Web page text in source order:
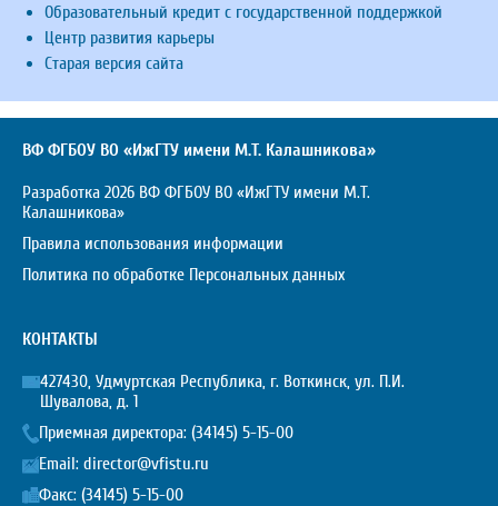
Образовательный кредит с государственной поддержкой
Центр развития карьеры
Старая версия сайта
ВФ ФГБОУ ВО «ИжГТУ имени М.Т. Калашникова»
Разработка 2026 ВФ ФГБОУ ВО «ИжГТУ имени М.Т.
Калашникова»
Правила использования информации
Политика по обработке Персональных данных
КОНТАКТЫ
427430, Удмуртская Республика, г. Воткинск, ул. П.И.
Шувалова, д. 1
Приемная директора: (34145) 5-15-00
Email: director@vfistu.ru
Факс: (34145) 5-15-00